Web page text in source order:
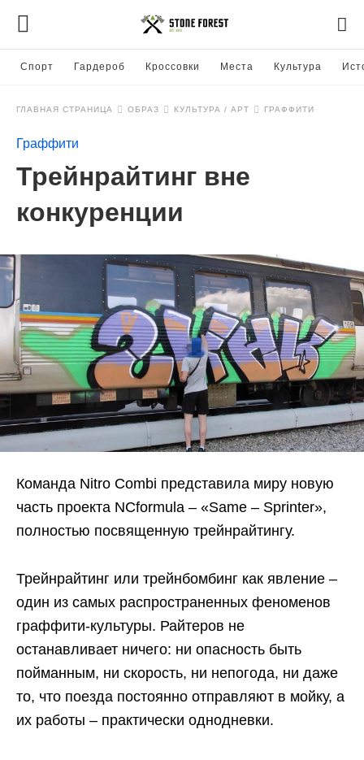
Спорт Гардероб Кроссовки Места Культура
ГЛАВНАЯ СТРАНИЦА ОБРАЗ КУЛЬТУРА / АРТ ГРАФФИТИ
Граффити
Трейнрайтинг вне
конкуренции
Команда Nitro Combi представила миру новую
часть проекта NCformula – «Same – Sprinter»,
полностью посвященную трейнрайтингу.
Трейнрайтинг или трейнбомбинг как явление –
один из самых распространенных феноменов
граффити-культуры. Райтеров не
останавливает ничего: ни опасность быть
пойманным, ни скорость, ни непогода, ни даже
то, что поезда постоянно отправляют в мойку, а
их работы – практически однодневки.